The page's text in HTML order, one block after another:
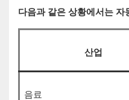
다음과 같은 상황에서는 자
산업
음료